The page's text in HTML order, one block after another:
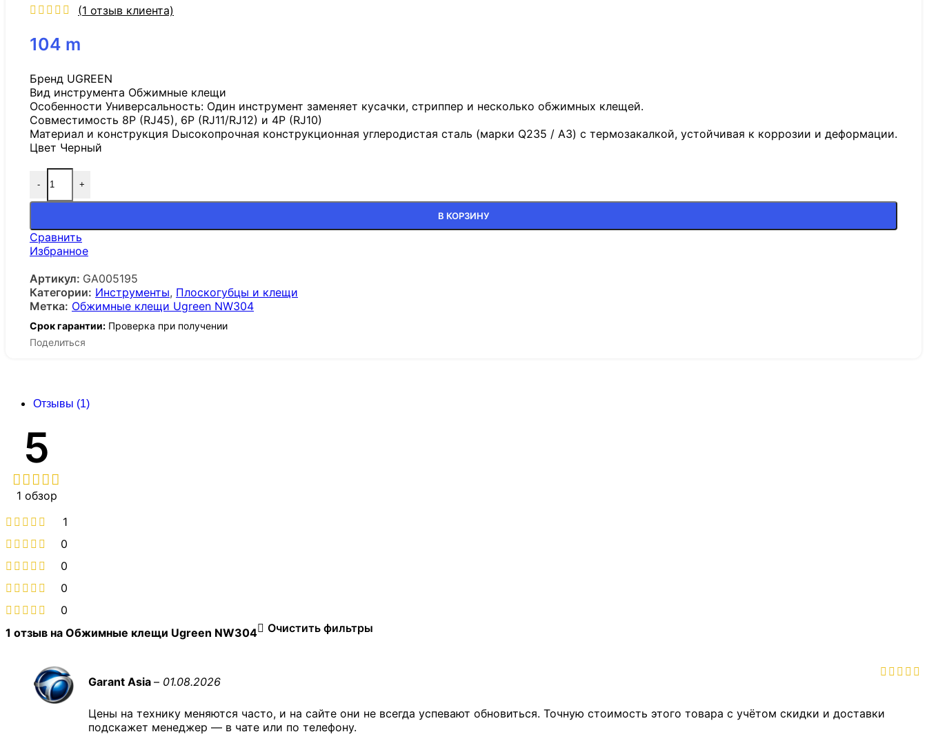
(1 отзыв клиента)
104 m
Бренд UGREEN
Вид инструмента Обжимные клещи
Особенности Универсальность: Один инструмент заменяет кусачки, стриппер и несколько обжимных клещей.
Совместимость 8P (RJ45), 6P (RJ11/RJ12) и 4P (RJ10)
Материал и конструкция Dысокопрочная конструкционная углеродистая сталь (марки Q235 / A3) с термозакалкой, устойчивая к коррозии и деформации.
Цвет Черный
- +
В КОРЗИНУ
Сравнить
Избранное
Артикул: GA005195
Категории: Инструменты, Плоскогубцы и клещи
Метка: Обжимные клещи Ugreen NW304
Срок гарантии: Проверка при получении
Поделиться
Отзывы (1)
5
1 обзор
1
0
0
0
0
1 отзыв на Обжимные клещи Ugreen NW304 Очистить фильтры
Garant Asia – 01.08.2026
Цены на технику меняются часто, и на сайте они не всегда успевают обновиться. Точную стоимость этого товара с учётом скидки и доставки
подскажет менеджер — в чате или по телефону.